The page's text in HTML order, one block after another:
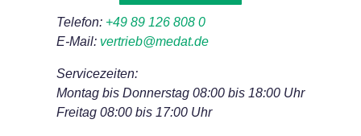
Telefon: +49 89 126 808 0
E-Mail: vertrieb@medat.de
Servicezeiten:
Montag bis Donnerstag 08:00 bis 18:00 Uhr
Freitag 08:00 bis 17:00 Uhr